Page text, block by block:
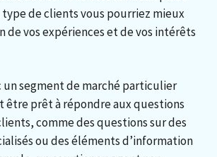
de clients vous pourriez mieux
de vos expériences et de vos intérêts
un segment de marché particulier
être prêt à répondre aux questions
comme des questions sur des
ou des éléments d’information